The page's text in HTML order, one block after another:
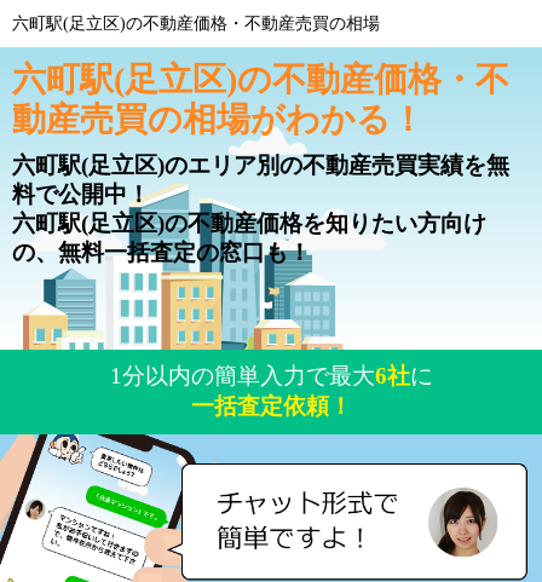
六町駅(足立区)の不動産価格・不動産売買の相場
六町駅(足立区)の不動産価格・不
動産売買の相場がわかる！
六町駅(足立区)のエリア別の不動産売買実績を無
料で公開中！
六町駅(足立区)の不動産価格を知りたい方向け
の、無料一括査定の窓口も！
1分以内の簡単入力で最大6社に
一括査定依頼！